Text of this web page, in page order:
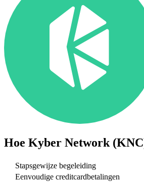
Hoe Kyber Network
Stapsgewijze begeleiding
Eenvoudige creditcardbetalingen